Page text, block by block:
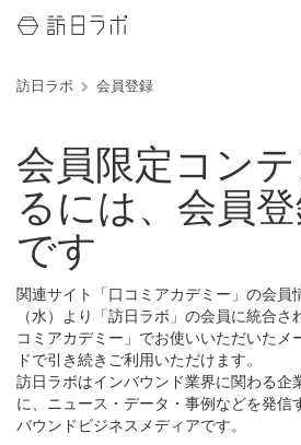
訪日ラボ 会員登録
会員限定コン
るには、会員
です
関連サイト「口コミアカデミー」の会員
（水）より「訪日ラボ」の会員に統合
コミアカデミー」でお使いいただいたメ
ドで引き続きご利用いただけます。
訪日ラボはインバウンド業界に関わる企
に、ニュース・データ・事例などを発信
バウンドビジネスメディアです。